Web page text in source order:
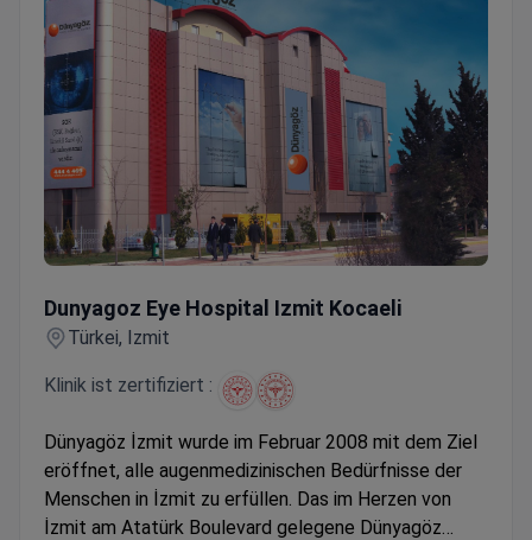
Dunyagoz Eye Hospital Izmit Kocaeli
Türkei, Izmit
Klinik ist zertifiziert :
Dünyagöz İzmit wurde im Februar 2008 mit dem Ziel
eröffnet, alle augenmedizinischen Bedürfnisse der
Menschen in İzmit zu erfüllen. Das im Herzen von
İzmit am Atatürk Boulevard gelegene Dünyagöz